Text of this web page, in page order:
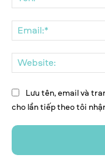
Lưu tên, email và
cho lần tiếp theo tôi